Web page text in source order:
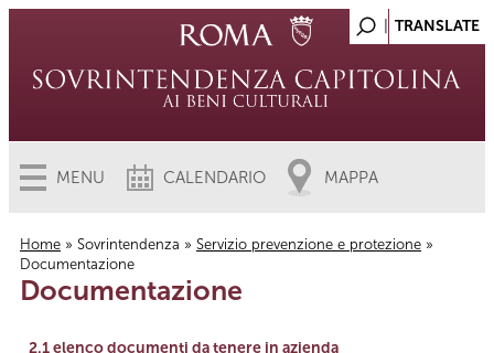
MENU CALENDARIO MAPPA
Tu sei qui
Home » Sovrintendenza » Servizio prevenzione e protezione »
Documentazione
Documentazione
2.1 elenco documenti da tenere in azienda